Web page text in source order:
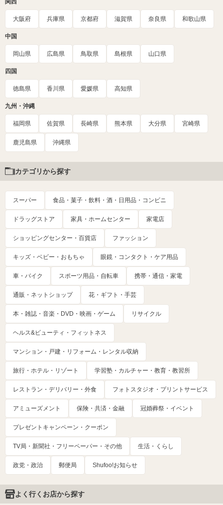
関西
大阪府 兵庫県 京都府 滋賀県 奈良県 和歌山県
中国
岡山県 広島県 鳥取県 島根県 山口県
四国
徳島県 香川県 愛媛県 高知県
九州・沖縄
福岡県 佐賀県 長崎県 熊本県 大分県 宮崎県
鹿児島県 沖縄県
カテゴリから探す
スーパー 食品・菓子・飲料・酒・日用品・コンビニ
ドラッグストア 家具・ホームセンター 家電店
ショッピングセンター・百貨店 ファッション
キッズ・ベビー・おもちゃ 眼鏡・コンタクト・ケア用品
車・バイク スポーツ用品・自転車 携帯・通信・家電
通販・ネットショップ 花・ギフト・手芸
本・雑誌・音楽・DVD・映画・ゲーム リサイクル
ヘルス&ビューティ・フィットネス
マンション・戸建・リフォーム・レンタル収納
旅行・ホテル・リゾート 学習塾・カルチャー・教育・教習所
レストラン・デリバリー・外食 フォトスタジオ・プリントサービス
アミューズメント 保険・共済・金融 冠婚葬祭・イベント
プレゼントキャンペーン・クーポン
TV局・新聞社・フリーペーパー・その他 生活・くらし
政党・政治 郵便局 Shufoo!お知らせ
よく行くお店から探す